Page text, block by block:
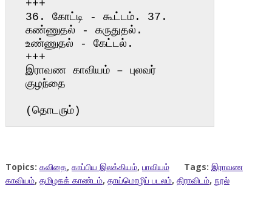
+++
36. கோட்டி - கூட்டம். 37.
கண்ணுதல் - கருதுதல்.
உண்ணுதல் - கேட்டல்.
+++
இராவண காவியம் – புலவர்
குழந்தை
(தொடரும்)
Topics: கவிதை, காப்பிய இலக்கியம், பாவியம் Tags: இராவண
காவியம், தமிழகக் காண்டம், தாய்மொழிப் படலம், திராவிடம், நூல்